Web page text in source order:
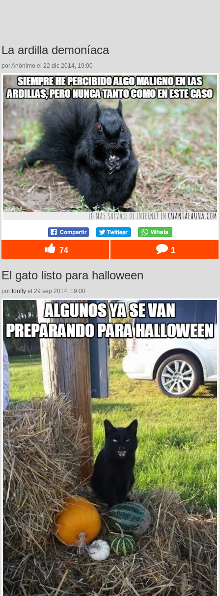
La ardilla demoníaca
por Anónimo el 22 dic 2014, 19:00
74 1
El gato listo para halloween
por tonfly el 29 sep 2014, 19:00